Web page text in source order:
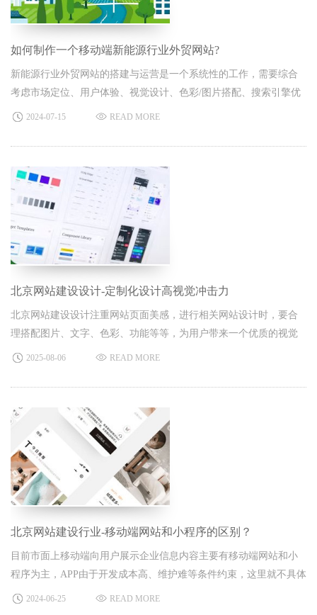
如何制作一个移动端新能源行业外贸网站?
新能源行业外贸网站的搭建与运营是一个系统性的工作，需要综合
考虑市场定位、用户体验、视觉设计、色彩/图片搭配、搜索引擎优
化（SEO）等多个方面。以下是北京网站建设公司的几点制作观
2024-07-15 READ MORE
北京网站建设设计-定制化设计高视觉冲击力
北京网站建设设计注重网站页面美感，进行相关网站设计时，要合
理搭配图片、文字、色彩、功能等等，为用户带来一个优质的视觉
感受。
2025-08-06 READ MORE
北京网站建设行业-移动端网站和小程序的区别？
目前市面上移动端向用户展示企业信息内容主要有移动端网站和小
程序为主，APP由于开发成本高、维护难等条件约束，这里就不具体
讨论略过。移动端网站和小程序在技术实现、功能与服务、用户体
2024-06-25 READ MORE